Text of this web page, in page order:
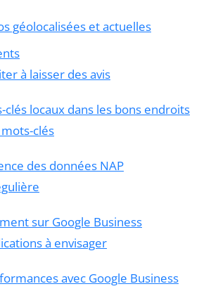
géolocalisées et actuelles
à laisser des avis
locaux dans les bons endroits
clés
des données NAP
sur Google Business
à envisager
avec Google Business